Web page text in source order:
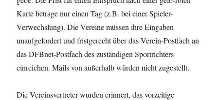
Karte betrage nur einen Tag (z.B. bei einer Spieler-
Verwechslung). Die Vereine müssen ihre Eingaben
unaufgefordert und fristgerecht über das Verein-Postfach an
das DFBnet-Postfach des zuständigen Sportrichters
einreichen. Mails von außerhalb würden nicht zugestellt.
Die Vereinsvertreter wurden erinnert, das vorzeitige